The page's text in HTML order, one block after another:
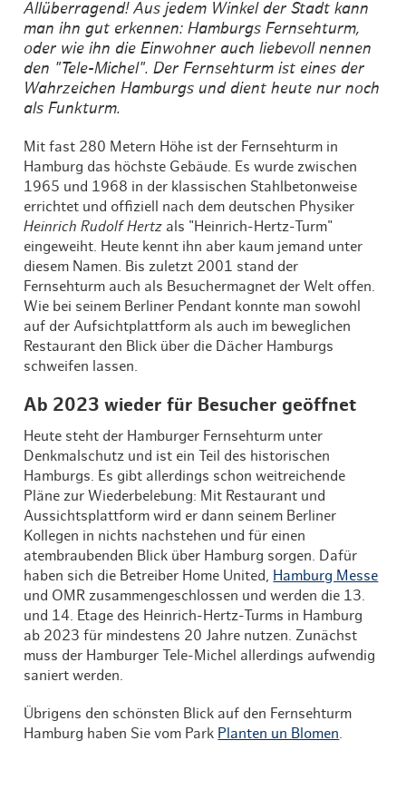
Allüberragend! Aus jedem Winkel der Stadt kann
man ihn gut erkennen: Hamburgs Fernsehturm,
oder wie ihn die Einwohner auch liebevoll nennen
den "Tele-Michel". Der Fernsehturm ist eines der
Wahrzeichen Hamburgs und dient heute nur noch
als Funkturm.
Mit fast 280 Metern Höhe ist der Fernsehturm in
Hamburg das höchste Gebäude. Es wurde zwischen
1965 und 1968 in der klassischen Stahlbetonweise
errichtet und offiziell nach dem deutschen Physiker
Heinrich Rudolf Hertz als "Heinrich-Hertz-Turm"
eingeweiht. Heute kennt ihn aber kaum jemand unter
diesem Namen. Bis zuletzt 2001 stand der
Fernsehturm auch als Besuchermagnet der Welt offen.
Wie bei seinem Berliner Pendant konnte man sowohl
auf der Aufsichtplattform als auch im beweglichen
Restaurant den Blick über die Dächer Hamburgs
schweifen lassen.
Ab 2023 wieder für Besucher geöffnet
Heute steht der Hamburger Fernsehturm unter
Denkmalschutz und ist ein Teil des historischen
Hamburgs. Es gibt allerdings schon weitreichende
Pläne zur Wiederbelebung: Mit Restaurant und
Aussichtsplattform wird er dann seinem Berliner
Kollegen in nichts nachstehen und für einen
atembraubenden Blick über Hamburg sorgen. Dafür
haben sich die Betreiber Home United, Hamburg Messe
und OMR zusammengeschlossen und werden die 13.
und 14. Etage des Heinrich-Hertz-Turms in Hamburg
ab 2023 für mindestens 20 Jahre nutzen. Zunächst
muss der Hamburger Tele-Michel allerdings aufwendig
saniert werden.
Übrigens den schönsten Blick auf den Fernsehturm
Hamburg haben Sie vom Park Planten un Blomen.